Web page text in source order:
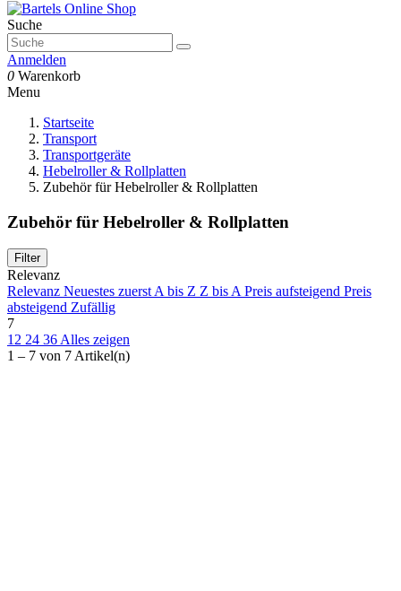
Suche
Anmelden
0 Warenkorb
Menu
Startseite
Transport
Transportgeräte
Hebelroller & Rollplatten
Zubehör für Hebelroller & Rollplatten
Zubehör für Hebelroller & Rollplatten
Ausgewählte Filter
Alle Filter entfernen
Preis
€
Inhalt
Filter
Relevanz
Relevanz Neuestes zuerstA bis Z Z bis APreis aufsteigend Preis
absteigend Zufällig
7
12 24 36Alles zeigen
1 – 7 von 7 Artikel(n)